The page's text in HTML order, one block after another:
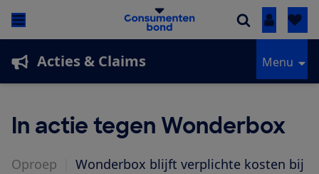
Inloggen
Acties & Claims Menu
In actie tegen Wonderbox
Oproep
Wonderbox blijft verplichte kosten bij